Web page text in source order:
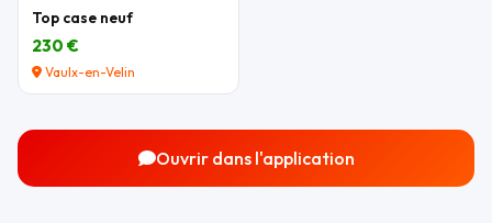
Top case neuf
230 €
Vaulx-en-Velin
Ouvrir dans l'application